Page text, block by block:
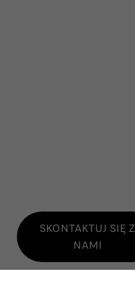
SKONTAKTUJ SIĘ Z
NAMI